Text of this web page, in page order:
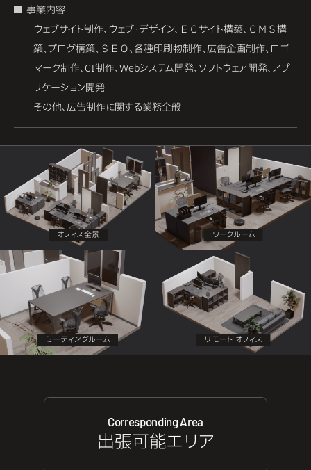
事業内容
ウェブサイト制作、ウェブ・デザイン、ＥＣサイト構築、ＣＭＳ構
築、ブログ構築、ＳＥＯ、各種印刷物制作、広告企画制作、ロゴ
マーク制作、CI制作、Webシステム開発、ソフトウェア開発、アプ
リケーション開発
その他、広告制作に関する業務全般
オフィス全景 ワークルーム
ミーティングルーム リモート オフィス
Corresponding Area
出張可能エリア